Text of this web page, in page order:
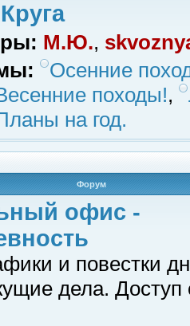
М.Ю.,
Осенние
походы!,
на год.
Форум
офис -
и повестки
дела.